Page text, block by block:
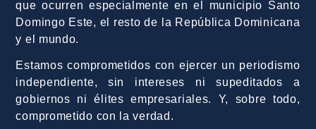
que ocurren especialmente en el municipio Santo
Domingo Este, el resto de la República Dominicana
y el mundo.
Estamos comprometidos con ejercer un periodismo
independiente, sin intereses ni supeditados a
gobiernos ni élites empresariales. Y, sobre todo,
comprometido con la verdad.